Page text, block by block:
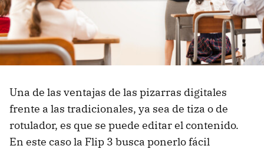
Una de las ventajas de las pizarras digitales
frente a las tradicionales, ya sea de tiza o de
rotulador, es que se puede editar el contenido.
En este caso la Flip 3 busca ponerlo fácil